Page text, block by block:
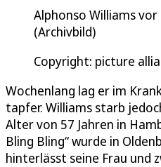
Alphonso Williams
(Archivbild)
Copyright: picture
Wochenlang lag er im
tapfer. Williams starb
Alter von 57 Jahren in
Bling Bling“ wurde in
hinterlässt seine Frau und